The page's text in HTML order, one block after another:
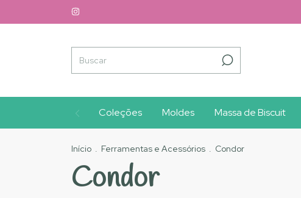
Coleções Moldes Massa de Biscuit
Início . Ferramentas e Acessórios . Condor
Condor